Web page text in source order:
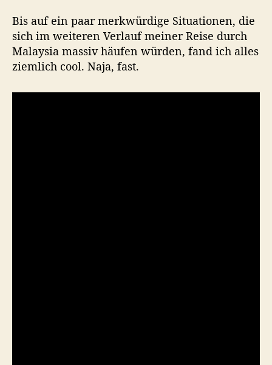
Bis auf ein paar merkwürdige Situationen, die
sich im weiteren Verlauf meiner Reise durch
Malaysia massiv häufen würden, fand ich alles
ziemlich cool. Naja, fast.